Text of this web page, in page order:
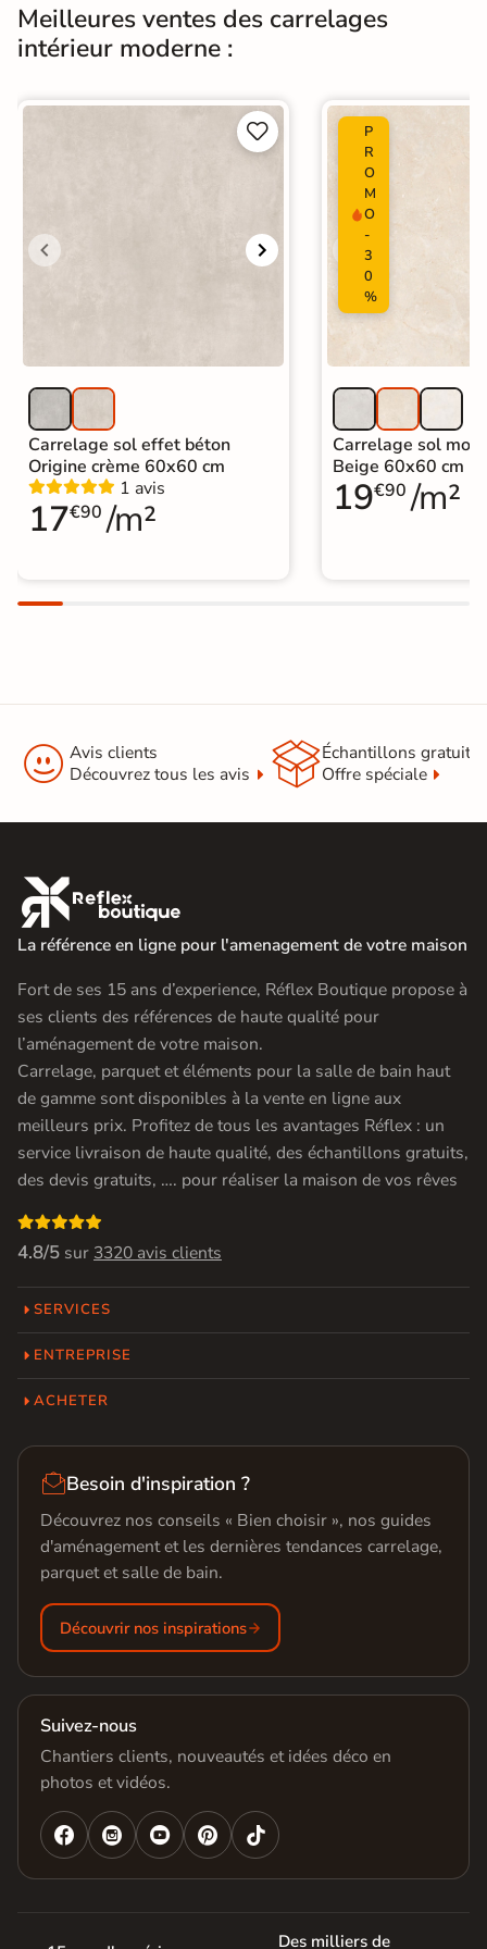
Origine Espagne
Carrelage design
Carrelage intérieur / extérieur
identique
Carrelage sol cuisine
|
Carrelage salon moderne
Carrelage WC
Meilleures ventes des carrelages
intérieur moderne :


Carrelage sol effet béton
Origine crème 60x60 cm
1 avis
17€90 /m²
P
R
O
M
O
-
3
0
%
Carrelage sol
Beige 60x60 cm
19€90 /m²
 Avis clients
Découvrez tous les avis
Échantillons gratuit
Offre spéciale

La référence en ligne pour l'amenagement de votre maison
Fort de ses 15 ans d’experience, Réflex Boutique propose à
ses clients des références de haute qualité pour
l’aménagement de votre maison.
Carrelage, parquet et éléments pour la salle de bain haut
de gamme sont disponibles à la vente en ligne aux
meilleurs prix. Profitez de tous les avantages Réflex : un
service livraison de haute qualité, des échantillons gratuits,
des devis gratuits, …. pour réaliser la maison de vos rêves

4.8/5 sur 3320 avis clients
SERVICES
ENTREPRISE
ACHETER
Besoin d'inspiration ?
Découvrez nos conseils « Bien choisir », nos guides
d'aménagement et les dernières tendances carrelage,
parquet et salle de bain.
Découvrir nos inspirations
Suivez-nous
Chantiers clients, nouveautés et idées déco en
photos et vidéos.
   
Des milliers de